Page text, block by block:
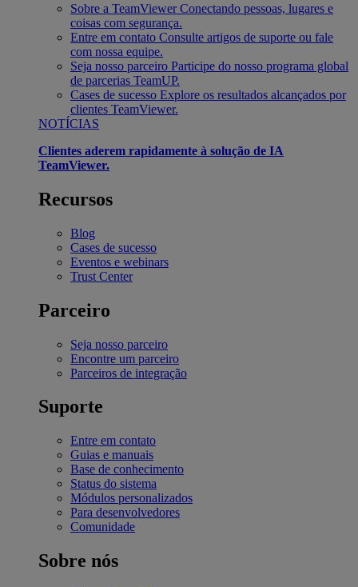
Sobre a TeamViewer Conectando pessoas, lugares e
coisas com segurança.
Entre em contato Consulte artigos de suporte ou fale
com nossa equipe.
Seja nosso parceiro Participe do nosso programa global
de parcerias TeamUP.
Cases de sucesso Explore os resultados alcançados por
clientes TeamViewer.
NOTÍCIAS
Clientes aderem rapidamente à solução de IA
TeamViewer.
Recursos
Blog
Cases de sucesso
Eventos e webinars
Trust Center
Parceiro
Seja nosso parceiro
Encontre um parceiro
Parceiros de integração
Suporte
Entre em contato
Guias e manuais
Base de conhecimento
Status do sistema
Módulos personalizados
Para desenvolvedores
Comunidade
Sobre nós